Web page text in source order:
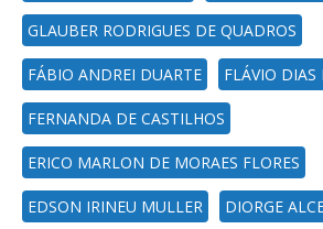
GLAUBER RODRIGUES DE QUADROS
FÁBIO ANDREI DUARTE FLÁVIO DIAS
FERNANDA DE CASTILHOS
ERICO MARLON DE MORAES FLORES
EDSON IRINEU MULLER DIORGE